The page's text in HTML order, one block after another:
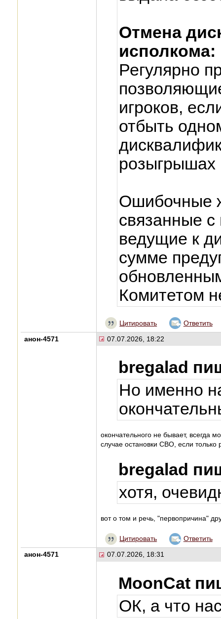
Отмена
исполкома:
Регулярно
игроков,
отбыть
розыгрышах
Ошибочные
связанные
ведущие к
сумме
Комитетом
Цитировать Ответить
анон-4571 07.07.2026, 18:22
bregalad
Но именно
окончательного не бывает, всегда
случае остановки СВО, если
bregalad
хотя,
вот о том и речь, "первопричина"
Цитировать Ответить
анон-4571 07.07.2026, 18:31
MoonCat
ОК, а что